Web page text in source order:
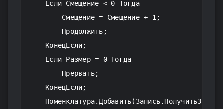
    Если Смещение < 0 Тогда
        Смещение = Смещение + 1;
        Продолжить;
    КонецЕсли;
    Если Размер = 0 Тогда
        Прервать;
    КонецЕсли;